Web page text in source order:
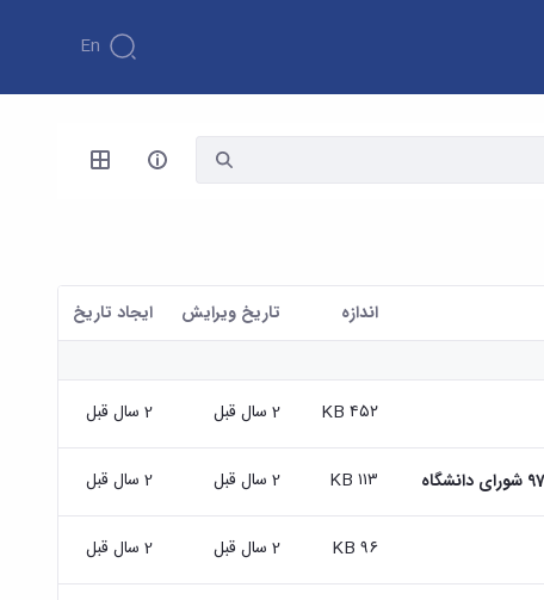
En
اندازه تاریخ ویرایش ايجاد تاريخ
۴۵۲ KB 2 سال قبل 2 سال قبل
۱۱۳ KB 2 سال قبل 2 سال قبل
۹۶ KB 2 سال قبل 2 سال قبل